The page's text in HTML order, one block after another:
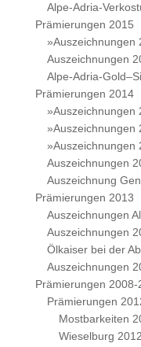
Alpe-Adria-
Prämierungen 2015
»Auszeichnungen
Auszeichnungen
Alpe-Adria-
Prämierungen 2014
»Auszeichnungen
»Auszeichnungen
»Auszeichnungen
Auszeichnungen
Auszeichnung
Prämierungen 2013
Auszeichnungen
Auszeichnungen
Ölkaiser bei der
Auszeichnungen
Prämierungen 2008-
Prämierungen
Mostbarkeiten
Wieselburg 2012